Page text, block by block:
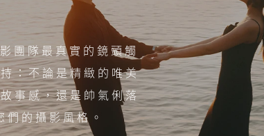
團隊最真實的鏡頭觸
：不論是精緻的唯美
事感，還是帥氣俐落
的攝影風格。